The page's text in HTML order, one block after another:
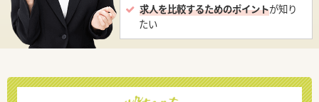
求人を比較するためのポイントが知り
たい